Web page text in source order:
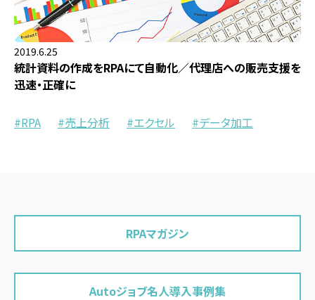
2019.6.25
統計資料の作成をRPAにて自動化／代理店への販売支援を
迅速・正確に
RPA 売上分析 エクセル データ加工
RPAマガジン
Autoジョブ名人導入事例集